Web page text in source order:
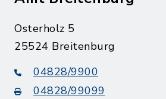
Osterholz 5
25524 Breitenburg
04828/9900
04828/99099